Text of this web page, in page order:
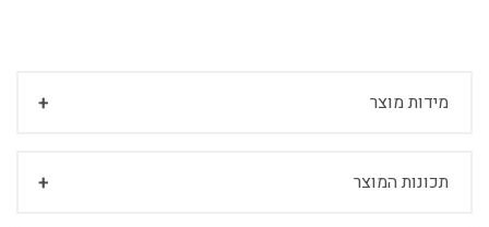
מידות מוצר
תכונות המוצר